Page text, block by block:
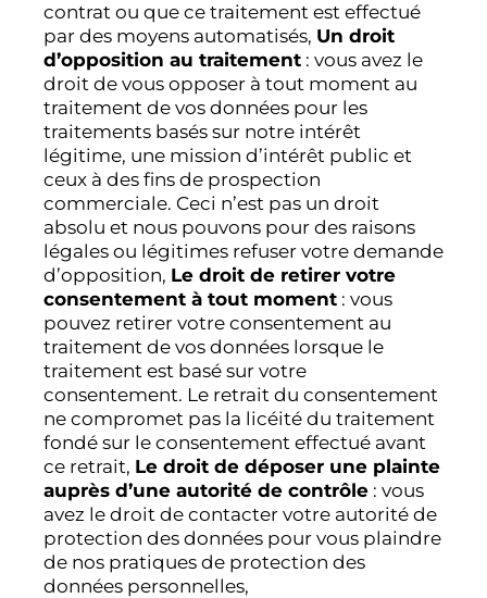
contrat ou que ce traitement est effectué
par des moyens automatisés, Un droit
d’opposition au traitement : vous avez le
droit de vous opposer à tout moment au
traitement de vos données pour les
traitements basés sur notre intérêt
légitime, une mission d’intérêt public et
ceux à des fins de prospection
commerciale. Ceci n’est pas un droit
absolu et nous pouvons pour des raisons
légales ou légitimes refuser votre demande
d’opposition, Le droit de retirer votre
consentement à tout moment : vous
pouvez retirer votre consentement au
traitement de vos données lorsque le
traitement est basé sur votre
consentement. Le retrait du consentement
ne compromet pas la licéité du traitement
fondé sur le consentement effectué avant
ce retrait, Le droit de déposer une plainte
auprès d’une autorité de contrôle : vous
avez le droit de contacter votre autorité de
protection des données pour vous plaindre
de nos pratiques de protection des
données personnelles,